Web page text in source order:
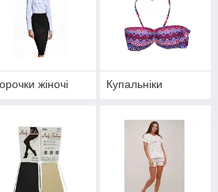
жіночі Купальніки